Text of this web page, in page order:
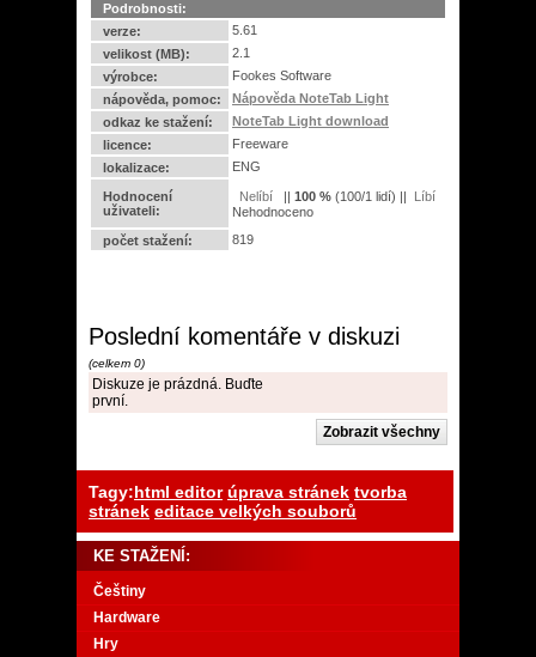
Podrobnosti:
verze:
5.61
velikost (MB):
2.1
výrobce:
Fookes Software
nápověda, pomoc:
Nápověda NoteTab Light
odkaz ke stažení:
NoteTab Light download
licence:
Freeware
lokalizace:
ENG
Hodnocení
uživateli:
|| 100 % (100/1 lidí) ||
Nehodnoceno
počet stažení:
819
Poslední komentáře v diskuzi
(celkem 0)
Diskuze je prázdná. Buďte
první.
Tagy:html editor úprava stránek tvorba
stránek editace velkých souborů
KE STAŽENÍ:
Češtiny
Hardware
Hry